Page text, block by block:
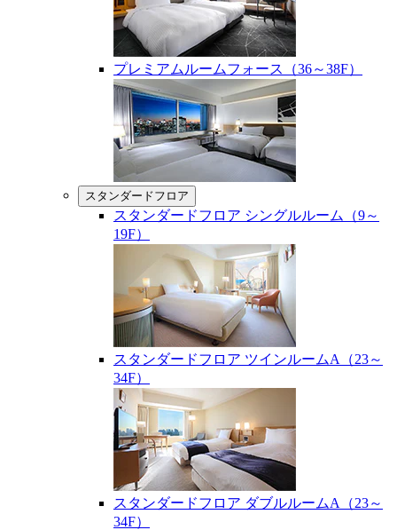
プレミアムルームフォース（36～38F）
スタンダードフロア
スタンダードフロア シングルルーム（9～
19F）
スタンダードフロア ツインルームA（23～
34F）
スタンダードフロア ダブルルームA（23～
34F）